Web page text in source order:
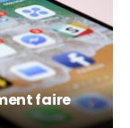
faire